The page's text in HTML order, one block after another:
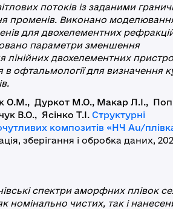
потоків із заданими
променів. Виконано
для двохелементних
параметри зменшення
лінійних двохелементних
офтальмології для визначення
О.М., Дуркот М.О., Макар Л.І.,
В.О., Ясінко Т.І. Структурні
композитів «НЧ Au/
зберігання і обробка даних,
спектри аморфних плівок
номінально чистих, так і